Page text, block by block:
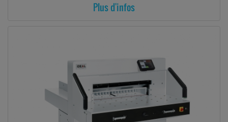
Plus d'infos